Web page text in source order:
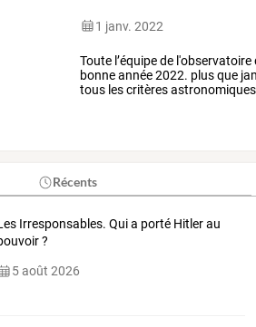
1 janv. 2022
Toute l’équipede l'observatoire
bonneannée2022. plusque
tous lescritèresastronomiques
Récents
Irresponsables. Qui a porté Hitler au
?
5 août 2026